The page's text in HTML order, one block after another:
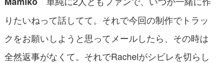
りたいねって話してて。それで今回の制作でトラッ
クをお願いしようと思ってメールしたら、その時は
全然返事がなくて。それでRachelがシビレを切らし